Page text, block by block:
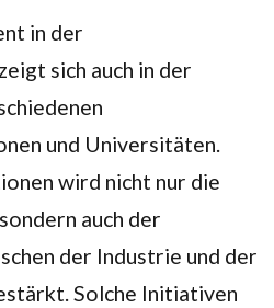
in der
sich auch in der
und Universitäten.
wird nicht nur die
auch der
der Industrie und der
Solche Initiativen